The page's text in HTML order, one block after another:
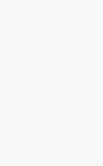
用街头抗争将教
下台
不靠规模取胜，华
增长引擎是什么？